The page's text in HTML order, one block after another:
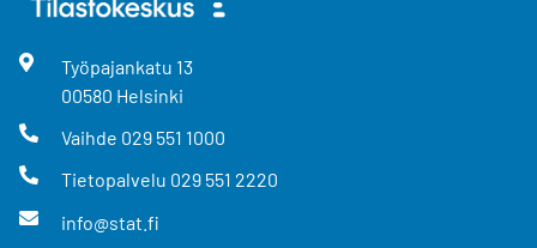
Työpajankatu 13
00580 Helsinki
Vaihde 029 551 1000
Tietopalvelu 029 551 2220
info@stat.fi